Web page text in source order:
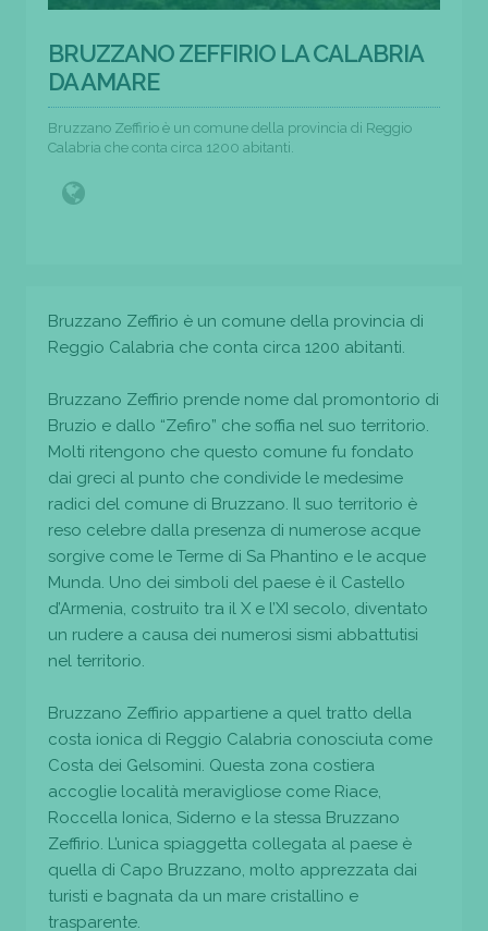
BRUZZANO ZEFFIRIO LA CALABRIA
DA AMARE
Bruzzano Zeffirio è un comune della provincia di Reggio
Calabria che conta circa 1200 abitanti.
Bruzzano Zeffirio è un comune della provincia di
Reggio Calabria che conta circa 1200 abitanti.
Bruzzano Zeffirio prende nome dal promontorio di
Bruzio e dallo “Zefiro” che soffia nel suo territorio.
Molti ritengono che questo comune fu fondato
dai greci al punto che condivide le medesime
radici del comune di Bruzzano. Il suo territorio è
reso celebre dalla presenza di numerose acque
sorgive come le Terme di Sa Phantino e le acque
Munda. Uno dei simboli del paese è il Castello
d’Armenia, costruito tra il X e l’XI secolo, diventato
un rudere a causa dei numerosi sismi abbattutisi
nel territorio.
Bruzzano Zeffirio appartiene a quel tratto della
costa ionica di Reggio Calabria conosciuta come
Costa dei Gelsomini. Questa zona costiera
accoglie località meravigliose come Riace,
Roccella Ionica, Siderno e la stessa Bruzzano
Zeffirio. L’unica spiaggetta collegata al paese è
quella di Capo Bruzzano, molto apprezzata dai
turisti e bagnata da un mare cristallino e
trasparente.